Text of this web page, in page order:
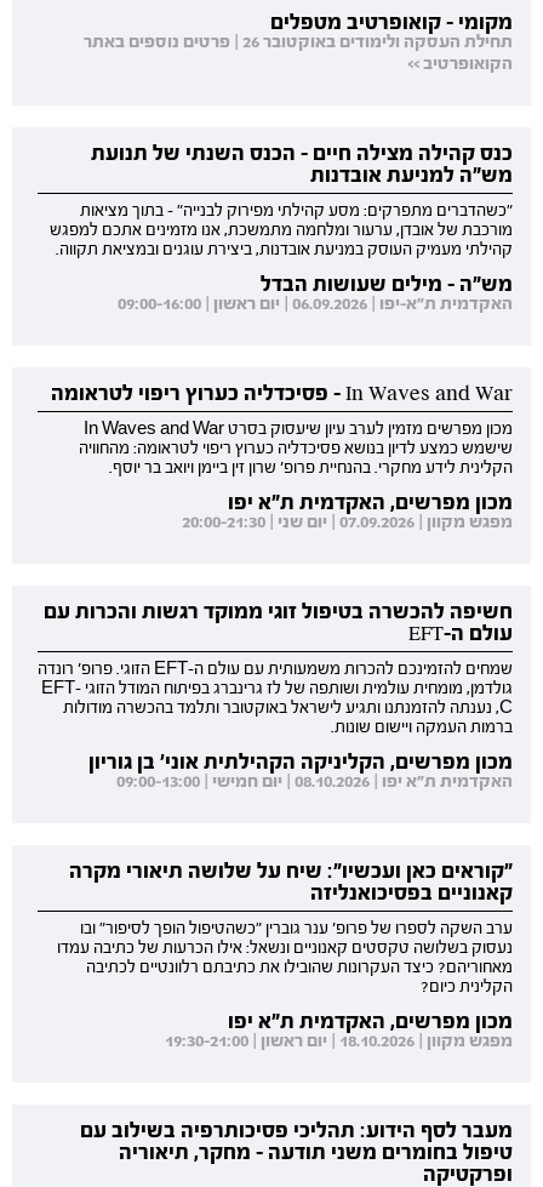
מקומי - קואופרטיב מטפלים
תחילת העסקה ולימודים באוקטובר 26 | פרטים נוספים באתר
הקואופרטיב >>
כנס קהילה מצילה חיים - הכנס השנתי של תנועת
מש"ה למניעת אובדנות
"כשהדברים מתפרקים: מסע קהילתי מפירוק לבנייה" - בתוך מציאות
מורכבת של אובדן, ערעור ומלחמה מתמשכת, אנו מזמינים אתכם למפגש
קהילתי מעמיק העוסק במניעת אובדנות, ביצירת עוגנים ובמציאת תקווה.
מש"ה - מילים שעושות הבדל
האקדמית ת"א-יפו | 06.09.2026 | יום ראשון | 09:00-16:00
In Waves and War - פסיכדליה כערוץ ריפוי לטראומה
מכון מפרשים מזמין לערב עיון שיעסוק בסרט In Waves and War
שישמש כמצע לדיון בנושא פסיכדליה כערוץ ריפוי לטראומה: מהחוויה
הקלינית לידע מחקרי. בהנחיית פרופ' שרון זין ביימן ויואב בר יוסף.
מכון מפרשים, האקדמית ת"א יפו
מפגש מקוון | 07.09.2026 | יום שני | 20:00-21:30
חשיפה להכשרה בטיפול זוגי ממוקד רגשות והכרות עם
עולם ה-EFT
שמחים להזמינכם להכרות משמעותית עם עולם ה-EFT הזוגי. פרופ' רונדה
גולדמן, מומחית עולמית ושותפה של לז גרינברג בפיתוח המודל הזוגי EFT-
C, נענתה להזמנתנו ותגיע לישראל באוקטובר ותלמד בהכשרה מודולות
ברמות העמקה ויישום שונות.
מכון מפרשים, הקליניקה הקהילתית אוני' בן גוריון
האקדמית ת"א יפו | 08.10.2026 | יום חמישי | 09:00-13:00
"קוראים כאן ועכשיו": שיח על שלושה תיאורי מקרה
קאנוניים בפסיכואנליזה
ערב השקה לספרו של פרופ' ענר גוברין "כשהטיפול הופך לסיפור" ובו
נעסוק בשלושה טקסטים קאנוניים ונשאל: אילו הכרעות של כתיבה עמדו
מאחוריהם? כיצד העקרונות שהובילו את כתיבתם רלוונטיים לכתיבה
הקלינית כיום?
מכון מפרשים, האקדמית ת"א יפו
מפגש מקוון | 18.10.2026 | יום ראשון | 19:30-21:00
מעבר לסף הידוע: תהליכי פסיכותרפיה בשילוב עם
טיפול בחומרים משני תודעה - מחקר, תיאוריה
ופרקטיקה